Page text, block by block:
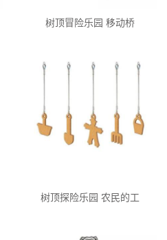
树顶冒险乐园 移动桥
树顶探险乐园 农民的工